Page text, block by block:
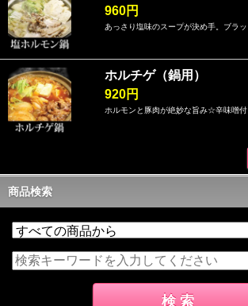
960円
あっさり塩味のスープが決め手。ブラ
ホルチゲ（鍋用）
920円
ホルモンと豚肉が絶妙な旨み☆辛味噌付
商品検索